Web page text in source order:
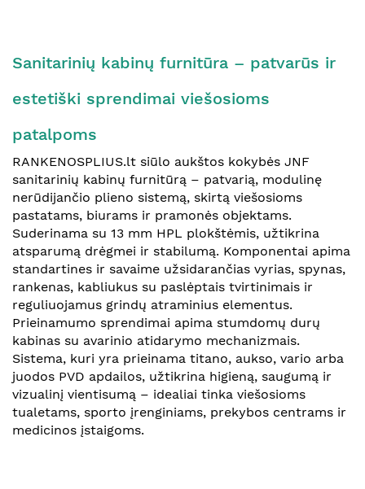
Sanitarinių kabinų furnitūra – patvarūs ir
estetiški sprendimai viešosioms
patalpoms
RANKENOSPLIUS.lt siūlo aukštos kokybės JNF
sanitarinių kabinų furnitūrą – patvarią, modulinę
nerūdijančio plieno sistemą, skirtą viešosioms
pastatams, biurams ir pramonės objektams.
Suderinama su 13 mm HPL plokštėmis, užtikrina
atsparumą drėgmei ir stabilumą. Komponentai apima
standartines ir savaime užsidarančias vyrias, spynas,
rankenas, kabliukus su paslėptais tvirtinimais ir
reguliuojamus grindų atraminius elementus.
Prieinamumo sprendimai apima stumdomų durų
kabinas su avarinio atidarymo mechanizmais.
Sistema, kuri yra prieinama titano, aukso, vario arba
juodos PVD apdailos, užtikrina higieną, saugumą ir
vizualinį vientisumą – idealiai tinka viešosioms
tualetams, sporto įrenginiams, prekybos centrams ir
medicinos įstaigoms.